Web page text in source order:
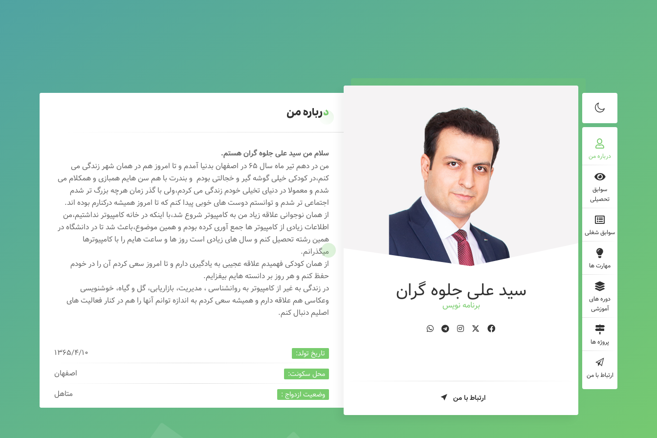
درباره من
سوابق
تحصیلی
سوابق شغلی
مهارت ها
دوره های
آموزشی
پروژه ها
ارتباط با من
سید علی جلوه گران
برنامه نویس
ارتباط با من
درباره من
سلام من سید علی جلوه گران هستم.
من در دهم تیر ماه سال ۶۵ در اصفهان بدنیا آمدم و تا امروز هم در همان شهر زندگی می
کنم،در کودکی خیلی گوشه گیر و خجالتی بودم و بندرت با هم سن هایم همبازی و همکلام می
شدم و معمولا در دنیای تخیلی خودم زندگی می کردم،ولی با گذر زمان هرچه بزرگ تر شدم
اجتماعی تر شدم و توانستم دوست های خوبی پیدا کنم که تا امروز همیشه درکنارم بوده اند.
از همان نوجوانی علاقه زیاد من به کامپیوتر شروع شد،با اینکه در خانه کامپیوتر نداشتیم،من
اطلاعات زیادی از کامپیوتر ها جمع آوری کرده بودم و همین موضوع،باعث شد تا در دانشگاه در
همین رشته تحصیل کنم و سال های زیادی است روز ها و ساعت هایم را با کامپیوترها
میگذرانم.
از همان کودکی فهمیدم علاقه عجیبی به یادگیری دارم و تا امروز سعی کردم آن را در خودم
حفظ کنم و هر روز بر دانسته هایم بیفزایم.
در زندگی به غیر از کامپیوتر به روانشناسی ، مدیریت، بازاریابی، گل و گیاه، خوشنویسی
وعکاسی هم علاقه دارم و همیشه سعی کردم به اندازه توانم آنها را هم در کنار فعالیت های
اصلیم دنبال کنم.
تاریخ تولد: ۱۳۶۵/۴/۱۰
محل سکونت: اصفهان
وضعیت ازدواج : متاهل